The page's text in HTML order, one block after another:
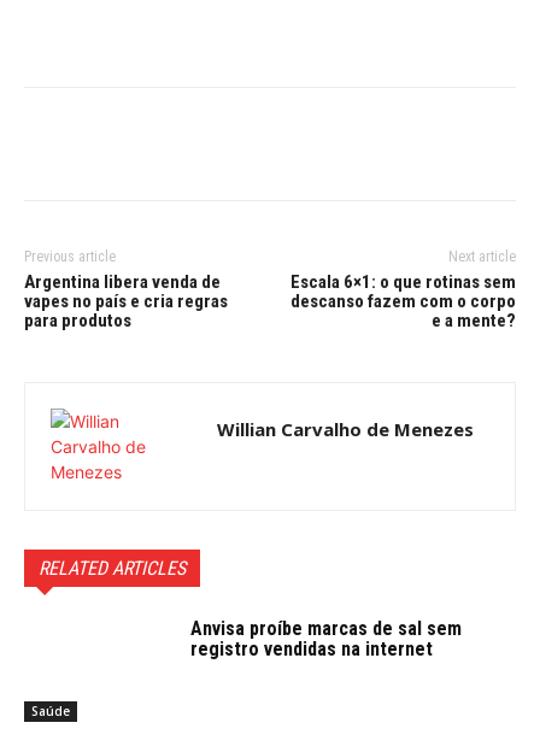
Previous article
Argentina libera venda de
vapes no país e cria regras
para produtos
Next article
Escala 6×1: o que rotinas sem
descanso fazem com o corpo
e a mente?
Willian Carvalho de Menezes
RELATED ARTICLES
Saúde
Anvisa proíbe marcas de sal sem
registro vendidas na internet